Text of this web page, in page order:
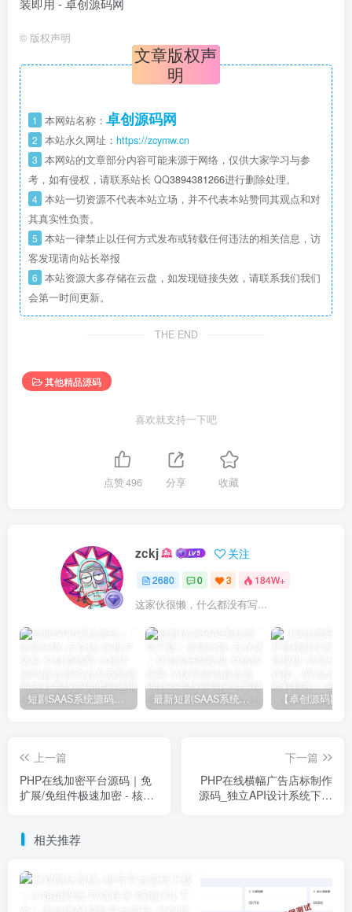
© 版权声明
文章版权声
明
1 本网站名称： 卓创源码网
2 本站永久网址： https://zcymw.cn
3 本网站的文章部分内容可能来源于网络，仅供大家学习与参
考，如有侵权，请联系站长 QQ3894381266进行删除处理。
4 本站一切资源不代表本站立场，并不代表本站赞同其观点和对
其真实性负责。
5 本站一律禁止以任何方式发布或转载任何违法的相关信息，访
客发现请向站长举报
6 本站资源大多存储在云盘，如发现链接失效，请联系我们我们
会第一时间更新。
THE END
其他精品源码
喜欢就支持一下吧
点赞496 分享 收藏
zckj 关注
2680 0 3 184W+
这家伙很懒，什么都没有写...
短剧SAAS系统源码｜多端分销+云存储+多租户架构 最新短剧SAAS系统源码下载｜多端分销+云存储｜卓创源码网提供
上一篇
PHP在线加密平台源码｜免
扩展/免组件极速加密 - 核心
下一篇
PHP在线横幅广告店标制作
源码_独立API设计系统下载
相关推荐